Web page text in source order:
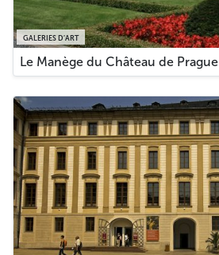
GALERIES D’ART
Le Manège du Château de Prague